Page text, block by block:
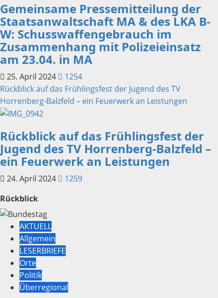
Gemeinsame Pressemitteilung der
Staatsanwaltschaft MA & des LKA B-
W: Schusswaffengebrauch im
Zusammenhang mit Polizeieinsatz
am 23.04. in MA
25. April 2024
1254
Rückblick auf das Frühlingsfest der Jugend des TV
Horrenberg-Balzfeld – ein Feuerwerk an Leistungen
Rückblick auf das Frühlingsfest der
Jugend des TV Horrenberg-Balzfeld –
ein Feuerwerk an Leistungen
24. April 2024
1259
Rückblick
AKTUELL
Allgemein
LESERBRIEFE
Orte
Politik
Überregional